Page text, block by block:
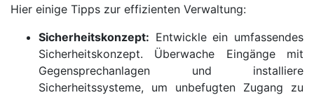
Hier einige Tipps zur effizienten Verwaltung:
Sicherheitskonzept: Entwickle ein umfassendes
Sicherheitskonzept. Überwache Eingänge mit
Gegensprechanlagen und installiere
Sicherheitssysteme, um unbefugten Zugang zu